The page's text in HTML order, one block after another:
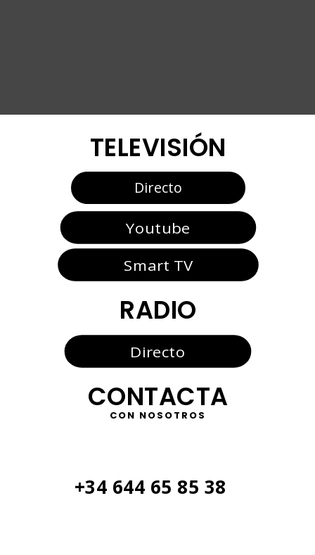
TELEVISIÓN
Directo
Youtube
Smart TV
RADIO
Directo
CONTACTA
CON NOSOTROS
+34 644 65 85 38